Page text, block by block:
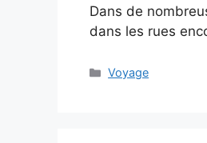
Dans de
dans les rues
Categories
Voyage